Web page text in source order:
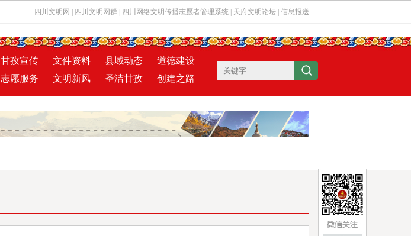
四川文明网 四川文明网群 四川网络文明传播志愿者管理系统 天府文明论坛 信息报送
甘孜宣传 文件资料 县域动态
道德建设
志愿服务 文明新风 圣洁甘孜 创建之路